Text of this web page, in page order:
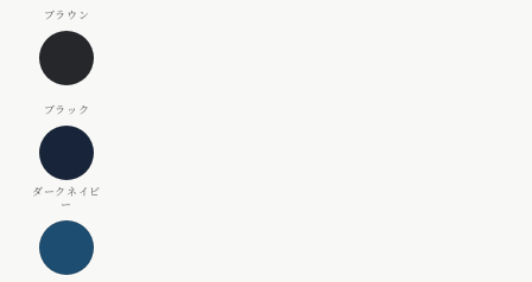
ウ
ン
ブ
ラ
ッ
ク
ダ
ー
ク
ネ
イ
ブ
ル